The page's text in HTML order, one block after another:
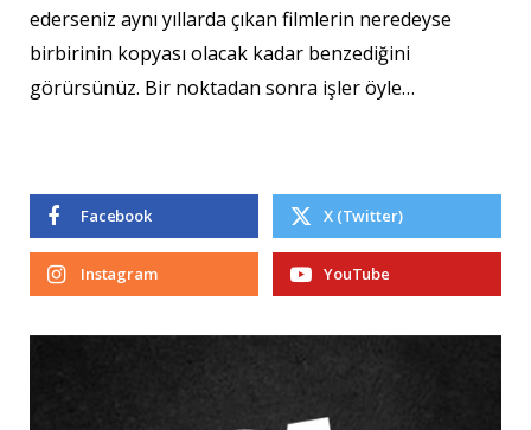
ederseniz aynı yıllarda çıkan filmlerin neredeyse
birbirinin kopyası olacak kadar benzediğini
görürsünüz. Bir noktadan sonra işler öyle…
Facebook X (Twitter)
Instagram YouTube